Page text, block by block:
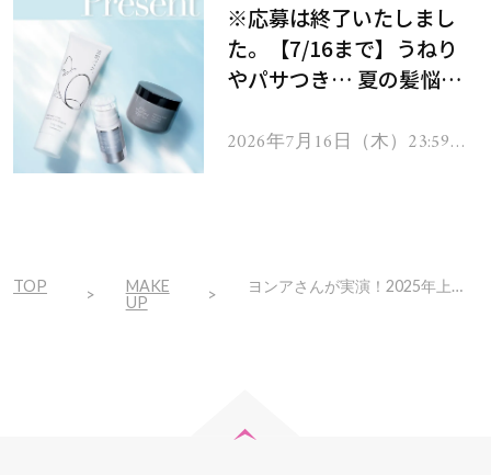
※応募は終了いたしまし
た。【7/16まで】うねり
やパサつき… 夏の髪悩み
ムを13名様にプレゼン
2026年7月16日（木）23:59ま
TOP
MAKE
UP
ヨンアさんが実演！2025年上半期ベストコスメ「ツヤリップ」を使ってみたら